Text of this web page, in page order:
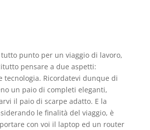
punto per un viaggio di lavoro,
pensare a due aspetti:
tecnologia. Ricordatevi dunque di
un paio di completi eleganti,
il paio di scarpe adatto. E la
le finalità del viaggio, è
con voi il laptop ed un router